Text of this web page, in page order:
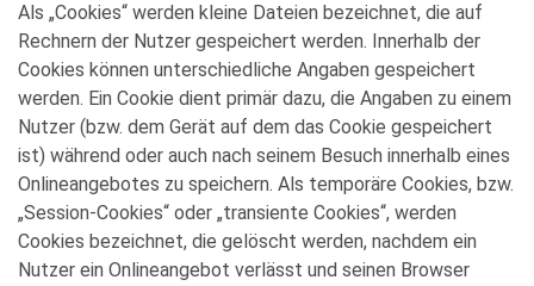
Als „Cookies“ werden kleine Dateien bezeichnet, die auf
Rechnern der Nutzer gespeichert werden. Innerhalb der
Cookies können unterschiedliche Angaben gespeichert
werden. Ein Cookie dient primär dazu, die Angaben zu einem
Nutzer (bzw. dem Gerät auf dem das Cookie gespeichert
ist) während oder auch nach seinem Besuch innerhalb eines
Onlineangebotes zu speichern. Als temporäre Cookies, bzw.
„Session-Cookies“ oder „transiente Cookies“, werden
Cookies bezeichnet, die gelöscht werden, nachdem ein
Nutzer ein Onlineangebot verlässt und seinen Browser